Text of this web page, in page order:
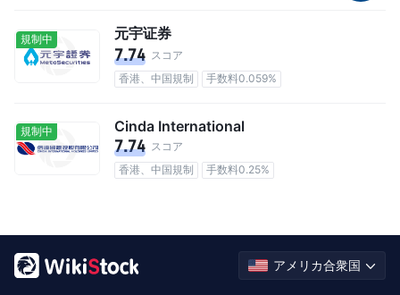
規制中 元宇证券
7.74 スコア
香港、中国規制
手数料0.059%
規制中 Cinda International
7.74 スコア
香港、中国規制
手数料0.25%
アメリカ合衆国